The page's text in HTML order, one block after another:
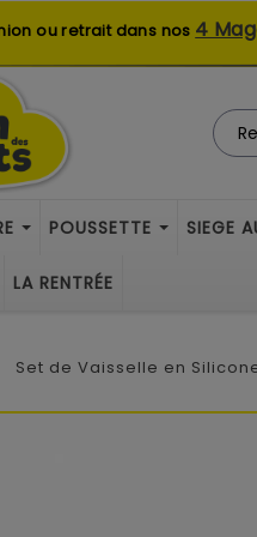
ou retrait dans nos 4
POUSSETTE SIEGE
LA RENTRÉE
Set de Vaisselle en